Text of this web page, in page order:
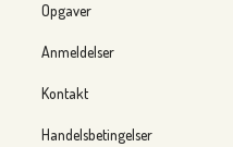
Opgaver
Anmeldelser
Kontakt
Handelsbetingelser